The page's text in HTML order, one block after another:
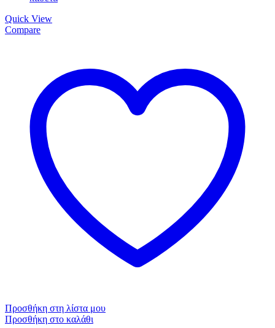
Quick View
Compare
Προσθήκη στη λίστα μου
Προσθήκη στο καλάθι